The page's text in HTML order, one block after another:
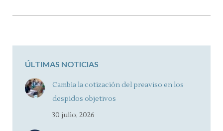
ÚLTIMAS NOTICIAS
Cambia la cotización del preaviso en los
despidos objetivos
30 julio, 2026